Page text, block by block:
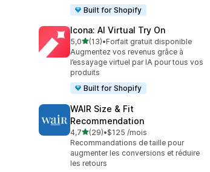
Built for Shopify
Icona: AI Virtual Try On
5,0étoile(s) sur 5
(13)
13 avis au total
•Forfait gratuit disponible
Augmentez vos revenus grâce à
l’essayage virtuel par IA pour tous vos
produits
Built for Shopify
WAIR Size & Fit
Recommendation
4,7étoile(s) sur 5
(29)
29 avis au total
•$125 /mois
Recommandations de taille pour
augmenter les conversions et réduire
les retours